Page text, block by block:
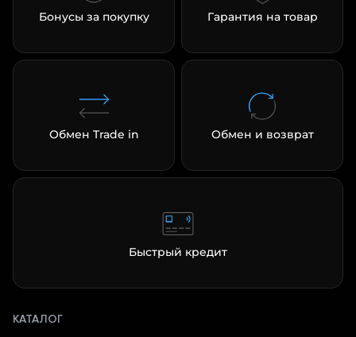
Бонусы за покупку Гарантия на товар
Обмен Trade in Обмен и возврат
Быстрый кредит
КАТАЛОГ